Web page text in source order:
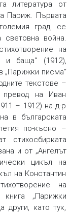
литература от
Париж. Първата
град, се
световна война.
на
и баща“ (1912),
„Парижки писма“
текстове –
на Иван
– 1912) на д-р
в българската
по-късно –
стихосбирката
и от „Ангелът
цикъл на
на Константин
на
„Парижки
други, като тук,